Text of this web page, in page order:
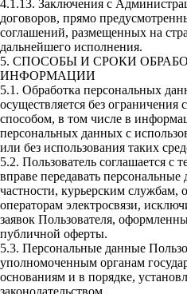
4.1.13. Заключения с
договоров, прямо
соглашений, размещенных на
дальнейшего исполнения.
5. СПОСОБЫ И СРОКИ
ИНФОРМАЦИИ
5.1. Обработка персональных
осуществляется без
способом, в том числе в
персональных данных с
или без использования таких
5.2. Пользователь соглашается с
вправе передавать
частности, курьерским службам,
операторам электросвязи,
заявок Пользователя,
публичной оферты.
5.3. Персональные данные
уполномоченным органам
основаниям и в порядке,
законодательством.